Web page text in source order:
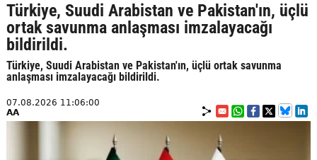
Türkiye, Suudi Arabistan ve Pakistan'ın, üçlü
ortak savunma anlaşması imzalayacağı
bildirildi.
Türkiye, Suudi Arabistan ve Pakistan'ın, üçlü ortak savunma
anlaşması imzalayacağı bildirildi.
07.08.2026 11:06:00
AA